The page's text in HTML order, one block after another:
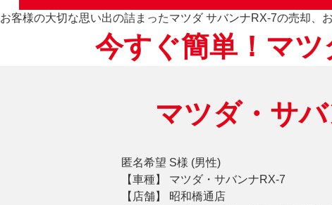
お客様の大切な思い出の詰まったマツダ サバンナRX-7の売却、
今すぐ簡単！マ
マツダ・サ
匿名希望 S様 (男性)
【車種】 マツダ・サバンナRX-7
【店舗】 昭和橋通店